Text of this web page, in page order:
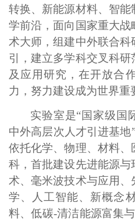
转换、新能源材料、智
学前沿，面向国家重大
术大师，组建中外联合
引，建立多学科交叉科
及应用研究，在开放合
力，努力建设成为世界重
实验室是“国家级国
中外高层次人才引进基地
依托化学、物理、材料
科，首批建设先进能源
术、毫米波技术与应用
学、人工智能、新概念
料、低碳-清洁能源富集